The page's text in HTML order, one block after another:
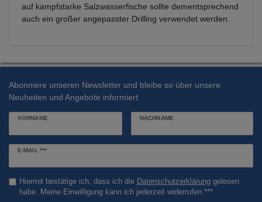
auf kampfstarke Salzwasserfische sollte dementsprechend
auch ein großer angepasster Drilling verwendet werden.
Abonniere unseren Newsletter und bleibe so über unsere
Neuheiten und Angebote informiert.
VORNAME NACHNAME
E-MAIL ***
Newsletter
Hiermit bestätige ich, dass ich die Daten­schutz­erklärunggelesen
habe. Meine Einwilligung kann ich jederzeit widerrufen.***